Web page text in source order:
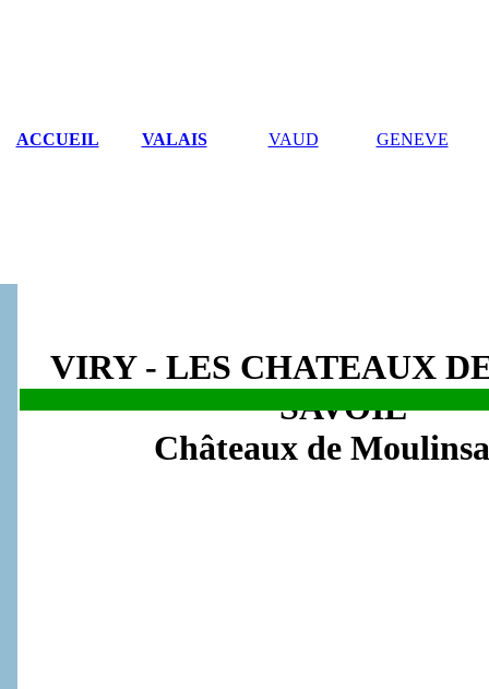
VIRY - LES CHATEAUX
SAVOIE
Châteaux de
ACCUEIL VALAIS VAUD GENEVE